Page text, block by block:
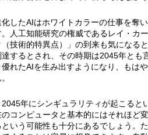
したAIはホワイトカラーの仕事を奪
人工知能研究の権威であるレイ・カ
（技術的特異点）」の到来も気になる
するとされ、その時期は2045年とも
れたAIを生み出すようになり、もは
2045年にシンギュラリティが起こる
のコンピュータと基本的にはそれほど
という可能性も十分にあるでしょう。